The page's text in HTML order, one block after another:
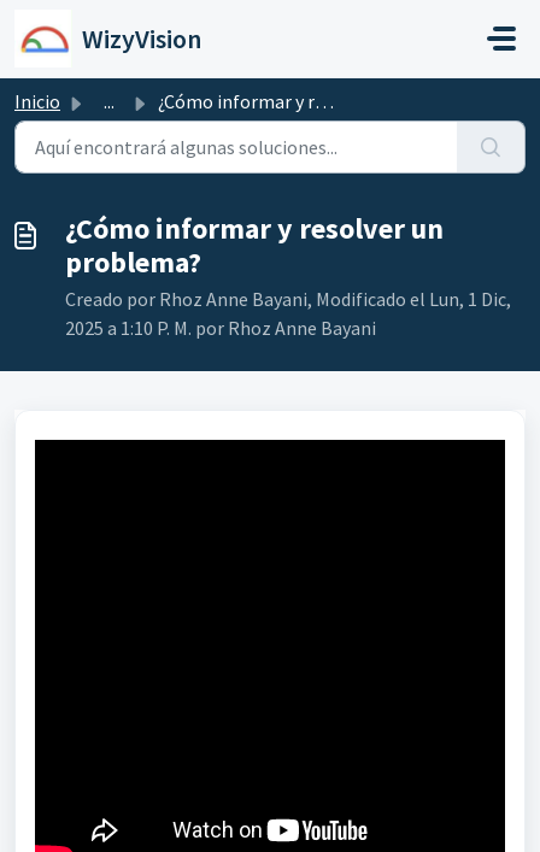
WizyVision
Inicio ... ¿Cómo informar y resolver un problema?
¿Cómo informar y resolver un
problema?
Creado por Rhoz Anne Bayani, Modificado el Lun, 1 Dic,
2025 a 1:10 P. M. por Rhoz Anne Bayani